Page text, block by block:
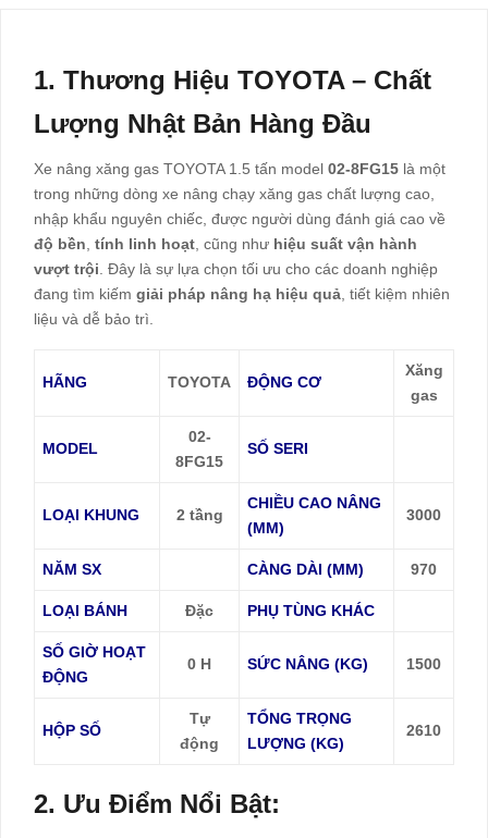
1. Thương Hiệu TOYOTA – Chất
Lượng Nhật Bản Hàng Đầu
Xe nâng xăng gas TOYOTA 1.5 tấn model 02-8FG15 là một
trong những dòng xe nâng chạy xăng gas chất lượng cao,
nhập khẩu nguyên chiếc, được người dùng đánh giá cao về
độ bền tính linh hoạt , cũng như hiệu suất vận hành
vượt trội . Đây là sự lựa chọn tối ưu cho các doanh nghiệp
đang tìm kiếm giải pháp nâng hạ hiệu quả , tiết kiệm nhiên
liệu và dễ bảo trì.
HÃNG TOYOTA ĐỘNG CƠ
Xăng
gas
MODEL
02-
8FG15
SỐ SERI
LOẠI KHUNG 2 tầng
CHIỀU CAO NÂNG
(MM)
3000
NĂM SX CÀNG DÀI (MM) 970
LOẠI BÁNH Đặc PHỤ TÙNG KHÁC
SỐ GIỜ HOẠT
ĐỘNG
0 H SỨC NÂNG (KG) 1500
HỘP SỐ
Tự
động
TỔNG TRỌNG
LƯỢNG (KG)
2610
2. Ưu Điểm Nổi Bật: